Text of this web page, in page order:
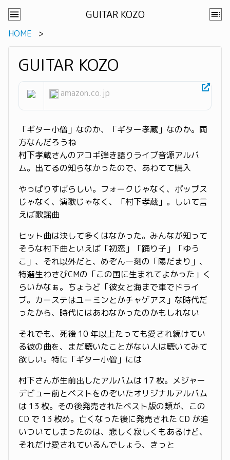
GUITAR KOZO
HOME
GUITAR KOZO
amazon.co.jp
「ギター小僧」なのか、「ギター孝蔵」なのか。両
方なんだろうね
村下孝蔵さんのアコギ弾き語りライブ音源アルバ
ム。出てるの知らなかったので、あわてて購入
やっぱりすばらしい。フォークじゃなく、ポップス
じゃなく、演歌じゃなく、「村下孝蔵」。しいて言
えば歌謡曲
ヒット曲は決して多くはなかった。みんなが知って
そうな村下曲といえば「初恋」「踊り子」「ゆう
こ」、それ以外だと、めぞん一刻の「陽だまり」、
特選生わさびCMの「この国に生まれてよかった」く
らいかなぁ。ちょうど「彼女と海まで車でドライ
ブ。カーステはユーミンとかチャゲアス」な時代だ
ったから、時代にはあわなかったのかもしれない
それでも、死後 10 年以上たっても愛され続けてい
る彼の曲を、まだ聴いたことがない人は聴いてみて
欲しい。特に「ギター小僧」には
村下さんが生前出したアルバムは 17 枚。メジャー
デビュー前とベストをのぞいたオリジナルアルバム
は 13 枚。その後発売されたベスト版の類が、この
CD で 13 枚め。亡くなった後に発売された CD が追
いついてしまったのは、悲しく寂しくもあるけど、
それだけ愛されているんでしょう、きっと